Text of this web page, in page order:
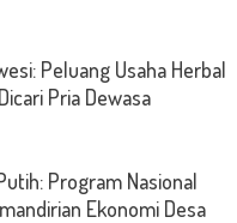
Peluang Usaha Herbal
Pria Dewasa
Program Nasional
Ekonomi Desa